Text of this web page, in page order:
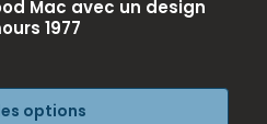
Mac avec un design
1977
options